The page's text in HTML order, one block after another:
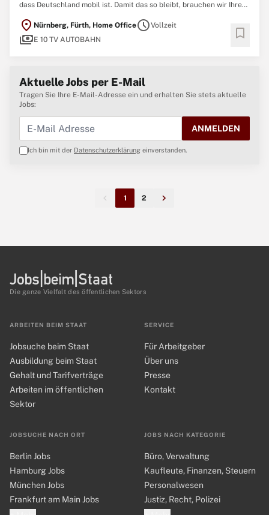
dass Deutschland mobil ist. Damit das so bleibt, brauchen wir Ihre
hunderte Tunnel und unzählige Nebenanlagen müssen regelmäßig
geprüft, gewartet und erneuert
location_on Nürnberg, Fürth, Home OfficescheduleVollzeit
paymentsE 10 TV AUTOBAHN bookmark
Aktuelle Jobs per E-Mail
Tragen Sie Ihre E-Mail-Adresse ein und erhalten Sie stets aktuelle
Jobs:
ANMELDEN
Ich bin mit der Datenschutzerklärung einverstanden.
1 2
Die ganze Vielfalt des öffentlichen Sektors
ARBEITEN BEIM STAAT
Jobsuche beim Staat
Ausbildung beim Staat
Gehalt und Tarifverträge
Arbeiten im öffentlichen
Sektor
JOBSUCHE NACH ORT
Berlin Jobs
Hamburg Jobs
München Jobs
Frankfurt am Main Jobs
JOBS NACH KATEGORIE
Büro, Verwaltung
Kaufleute, Finanzen, Steuern
Personalwesen
Justiz, Recht, Polizei
SERVICE
Für Arbeitgeber
Über uns
Presse
Kontakt